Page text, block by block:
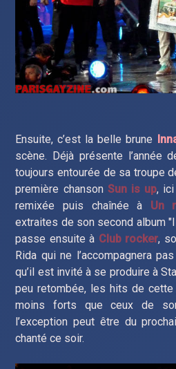
Ensuite, c’est la belle brune
scène. Déjà présente l’année
toujours entourée de sa troupe
première chanson Sun is up, ici
remixée puis chaînée à Un
extraites de son second album
passe ensuite à Club rocker,
Rida qui ne l’accompagnera
qu’il est invité à se produire à
peu retombée, les hits de
moins forts que ceux de
l’exception peut être du
chanté ce soir.